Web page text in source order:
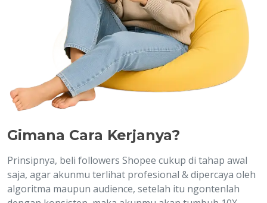
Gimana Cara Kerjanya?
Prinsipnya, beli followers Shopee cukup di tahap awal
saja, agar akunmu terlihat profesional & dipercaya oleh
algoritma maupun audience, setelah itu ngontenlah